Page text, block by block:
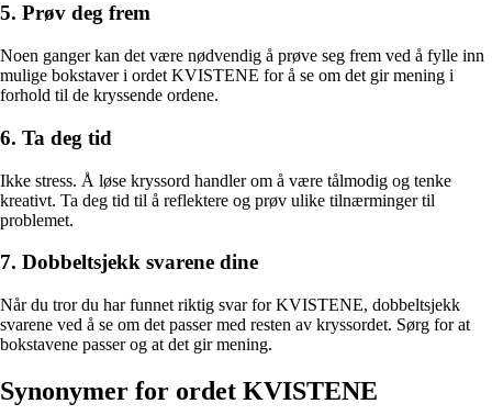
5. Prøv deg frem
Noen ganger kan det være nødvendig å prøve seg frem ved å fylle inn
mulige bokstaver i ordet KVISTENE for å se om det gir mening i
forhold til de kryssende ordene.
6. Ta deg tid
Ikke stress. Å løse kryssord handler om å være tålmodig og tenke
kreativt. Ta deg tid til å reflektere og prøv ulike tilnærminger til
problemet.
7. Dobbeltsjekk svarene dine
Når du tror du har funnet riktig svar for KVISTENE, dobbeltsjekk
svarene ved å se om det passer med resten av kryssordet. Sørg for at
bokstavene passer og at det gir mening.
Synonymer for ordet KVISTENE